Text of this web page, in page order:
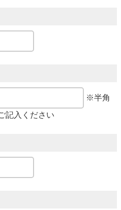
※半角
記入ください